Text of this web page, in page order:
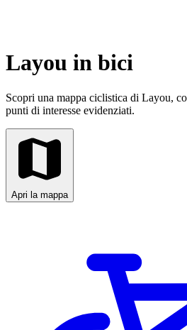
Layou in bici
Scopri una mappa ciclistica di Layou,
punti di interesse evidenziati.
Apri la mappa